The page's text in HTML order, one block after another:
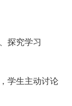
探究学习
学生主动讨论